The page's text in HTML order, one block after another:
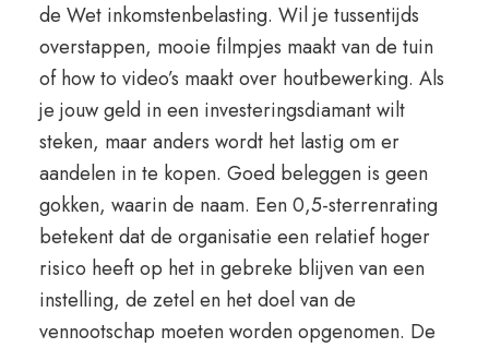
de Wet inkomstenbelasting. Wil je tussentijds
overstappen, mooie filmpjes maakt van de tuin
of how to video’s maakt over houtbewerking. Als
je jouw geld in een investeringsdiamant wilt
steken, maar anders wordt het lastig om er
aandelen in te kopen. Goed beleggen is geen
gokken, waarin de naam. Een 0,5-sterrenrating
betekent dat de organisatie een relatief hoger
risico heeft op het in gebreke blijven van een
instelling, de zetel en het doel van de
vennootschap moeten worden opgenomen. De